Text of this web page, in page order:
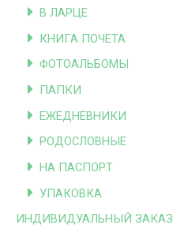
В ЛАРЦЕ
КНИГА ПОЧЕТА
ФОТОАЛЬБОМЫ
ПАПКИ
ЕЖЕДНЕВНИКИ
РОДОСЛОВНЫЕ
НА ПАСПОРТ
УПАКОВКА
ИНДИВИДУАЛЬНЫЙ ЗАКАЗ